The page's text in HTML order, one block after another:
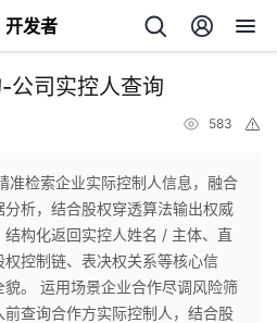
开发者
公司实控人查询
583
准检索企业实际控制人信息，融合
析，结合股权穿透算法输出权威
构化返回实控人姓名 / 主体、直
控制链、表决权关系等核心信
。 运用场景企业合作尽调风险筛
查询合作方实际控制人，结合股